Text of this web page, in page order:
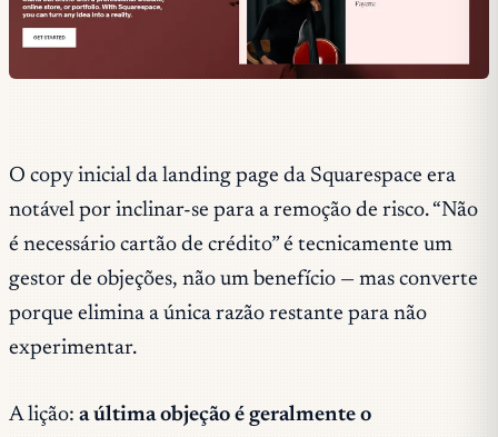
O copy inicial da landing page da Squarespace era
notável por inclinar-se para a remoção de risco. “Não
é necessário cartão de crédito” é tecnicamente um
gestor de objeções, não um benefício — mas converte
porque elimina a única razão restante para não
experimentar.
A lição: a última objeção é geralmente o